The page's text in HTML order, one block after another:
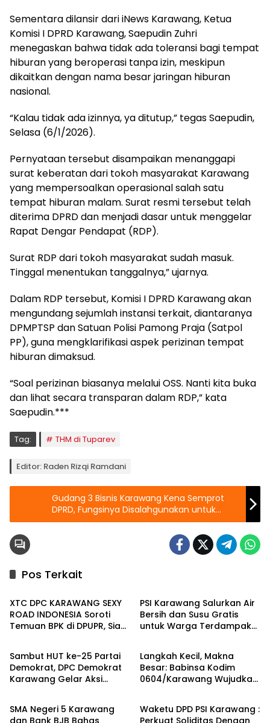
Sementara dilansir dari iNews Karawang, Ketua
Komisi I DPRD Karawang, Saepudin Zuhri
menegaskan bahwa tidak ada toleransi bagi tempat
hiburan yang beroperasi tanpa izin, meskipun
dikaitkan dengan nama besar jaringan hiburan
nasional.
“Kalau tidak ada izinnya, ya ditutup,” tegas Saepudin,
Selasa (6/1/2026).
Pernyataan tersebut disampaikan menanggapi
surat keberatan dari tokoh masyarakat Karawang
yang mempersoalkan operasional salah satu
tempat hiburan malam. Surat resmi tersebut telah
diterima DPRD dan menjadi dasar untuk menggelar
Rapat Dengar Pendapat (RDP).
Surat RDP dari tokoh masyarakat sudah masuk.
Tinggal menentukan tanggalnya,” ujarnya.
Dalam RDP tersebut, Komisi I DPRD Karawang akan
mengundang sejumlah instansi terkait, diantaranya
DPMPTSP dan Satuan Polisi Pamong Praja (Satpol
PP), guna mengklarifikasi aspek perizinan tempat
hiburan dimaksud.
“Soal perizinan biasanya melalui OSS. Nanti kita buka
dan lihat secara transparan dalam RDP,” kata
Saepudin.***
Tag: THM di Tuparev
Editor: Raden Rizqi Ramdani
Gudang 3 Bisnis Karawang Kena Semprot
DPRD, Fungsinya Disalahgunakan untuk
Produksi!
Pos Terkait
Berita
XTC DPC KARAWANG SEXY
ROAD INDONESIA Soroti
Temuan BPK di DPUPR, Siap
PSI Karawang Salurkan Air
Bersih dan Susu Gratis
untuk Warga Terdampak
Berita
Sambut HUT ke-25 Partai
Demokrat, DPC Demokrat
Karawang Gelar Aksi
Berita
Langkah Kecil, Makna
Besar: Babinsa Kodim
0604/Karawang Wujudkan
Berita
SMA Negeri 5 Karawang
dan Bank BJB Bahas
Berita
Waketu DPD PSI Karawang :
Perkuat Soliditas Dengan